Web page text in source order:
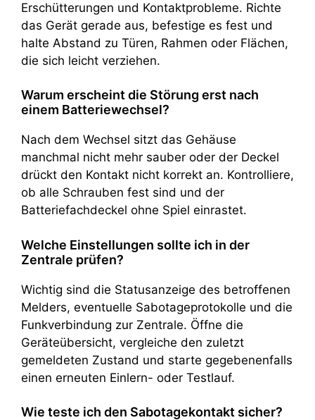
Erschütterungen und Kontaktprobleme. Richte
das Gerät gerade aus, befestige es fest und
halte Abstand zu Türen, Rahmen oder Flächen,
die sich leicht verziehen.
Warum erscheint die Störung erst nach
einem Batteriewechsel?
Nach dem Wechsel sitzt das Gehäuse
manchmal nicht mehr sauber oder der Deckel
drückt den Kontakt nicht korrekt an. Kontrolliere,
ob alle Schrauben fest sind und der
Batteriefachdeckel ohne Spiel einrastet.
Welche Einstellungen sollte ich in der
Zentrale prüfen?
Wichtig sind die Statusanzeige des betroffenen
Melders, eventuelle Sabotageprotokolle und die
Funkverbindung zur Zentrale. Öffne die
Geräteübersicht, vergleiche den zuletzt
gemeldeten Zustand und starte gegebenenfalls
einen erneuten Einlern- oder Testlauf.
Wie teste ich den Sabotagekontakt sicher?